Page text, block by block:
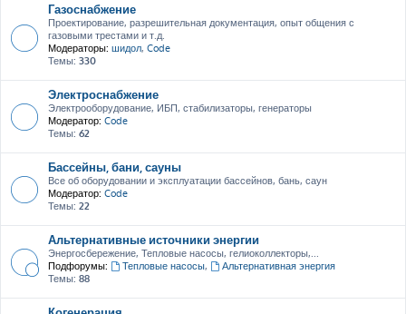
Газоснабжение
Проектирование, разрешительная документация, опыт общения с
газовыми трестами и т.д.
Модераторы: шидол, Code
Темы: 330
Электроснабжение
Электрооборудование, ИБП, стабилизаторы, генераторы
Модератор: Code
Темы: 62
Бассейны, бани, сауны
Все об оборудовании и эксплуатации бассейнов, бань, саун
Модератор: Code
Темы: 22
Альтернативные источники энергии
Энергосбережение, Тепловые насосы, гелиоколлекторы,...
Подфорумы:
Тепловые насосы,
Альтернативная энергия
Темы: 88